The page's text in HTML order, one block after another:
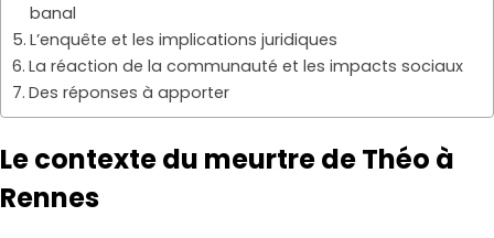
banal
L’enquête et les implications juridiques
La réaction de la communauté et les impacts sociaux
Des réponses à apporter
Le contexte du meurtre de Théo à
Rennes